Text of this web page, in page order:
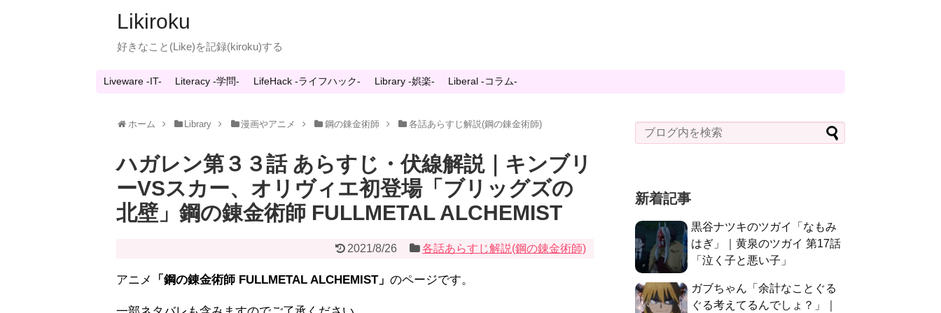
Likiroku
好きなこと(Like)を記録(kiroku)する
Liveware -IT- Literacy -学問- LifeHack -ライフハック- Library -娯楽- Liberal -コラム-
ホーム Library 漫画やアニメ 鋼の錬金術師 各話あらすじ解説(鋼の錬金術師)
ハガレン第３３話 あらすじ・伏線解説｜キンブリ
ーVSスカー、オリヴィエ初登場「ブリッグズの
北壁」鋼の錬金術師 FULLMETAL ALCHEMIST
2021/8/26 各話あらすじ解説(鋼の錬金術師)
アニメ 「鋼の錬金術師 FULLMETAL ALCHEMIST」 のページです。
新着記事
黒谷ナツキのツガイ「なもみ
はぎ」｜黄泉のツガイ 第17話
「泣く子と悪い子」
ガブちゃん「余計なことぐる
ぐる考えてるんでしょ？」｜